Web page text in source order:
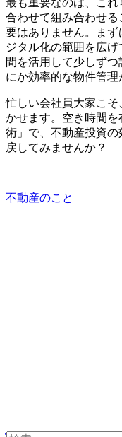
合わせて組み合わせ
要はありません。ま
ジタル化の範囲を広
間を活用して少しず
にか効率的な物件管理
忙しい会社員大家こ
かせます。空き時間
術」で、不動産投資の
戻してみませんか？
不動産のこと